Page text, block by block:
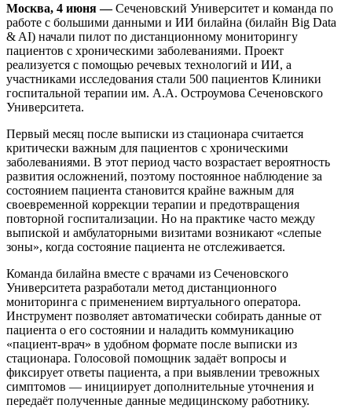
Москва, 4 июня —Сеченовский Университет и команда по
работе с большими данными и ИИ билайна (билайн Big Data
& AI) начали пилот по дистанционному мониторингу
пациентов с хроническими заболеваниями. Проект
реализуется с помощью речевых технологий и ИИ, а
участниками исследования стали 500 пациентов Клиники
госпитальной терапии им. А.А. Остроумова Сеченовского
Университета.
Первый месяц после выписки из стационара считается
критически важным для пациентов с хроническими
заболеваниями. В этот период часто возрастает вероятность
развития осложнений, поэтому постоянное наблюдение за
состоянием пациента становится крайне важным для
своевременной коррекции терапии и предотвращения
повторной госпитализации. Но на практике часто между
выпиской и амбулаторными визитами возникают «слепые
зоны», когда состояние пациента не отслеживается.
Команда билайна вместе с врачами из Сеченовского
Университета разработали метод дистанционного
мониторинга с применением виртуального оператора.
Инструмент позволяет автоматически собирать данные от
пациента о его состоянии и наладить коммуникацию
«пациент-врач» в удобном формате после выписки из
стационара. Голосовой помощник задаёт вопросы и
фиксирует ответы пациента, а при выявлении тревожных
симптомов — инициирует дополнительные уточнения и
передаёт полученные данные медицинскому работнику.